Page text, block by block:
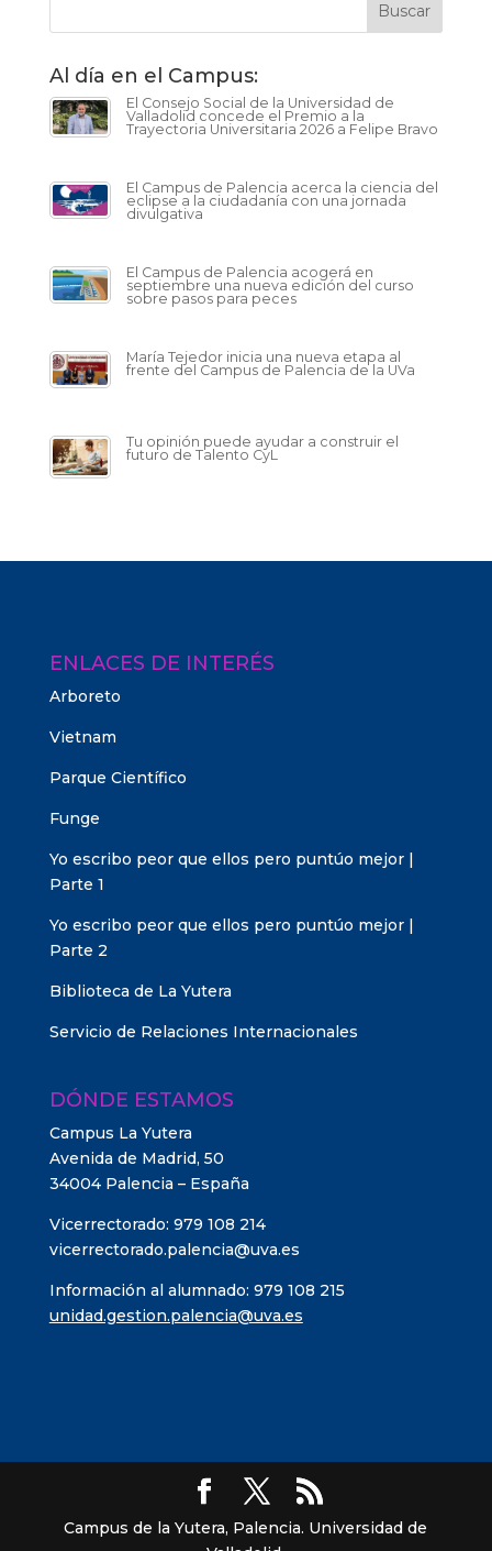
Al día en el Campus:
El Consejo Social de la Universidad de
Valladolid concede el Premio a la
Trayectoria Universitaria 2026 a Felipe Bravo
El Campus de Palencia acerca la ciencia del
eclipse a la ciudadanía con una jornada
divulgativa
El Campus de Palencia acogerá en
septiembre una nueva edición del curso
sobre pasos para peces
María Tejedor inicia una nueva etapa al
frente del Campus de Palencia de la UVa
Tu opinión puede ayudar a construir el
futuro de Talento CyL
ENLACES DE INTERÉS
Arboreto
Vietnam
Parque Científico
Funge
Yo escribo peor que ellos pero puntúo mejor |
Parte 1
Yo escribo peor que ellos pero puntúo mejor |
Parte 2
Biblioteca de La Yutera
Servicio de Relaciones Internacionales
DÓNDE ESTAMOS
Campus La Yutera
Avenida de Madrid, 50
34004 Palencia – España
Vicerrectorado: 979 108 214
vicerrectorado.palencia@uva.es
Información al alumnado: 979 108 215
unidad.gestion.palencia@uva.es
Campus de la Yutera, Palencia. Universidad de